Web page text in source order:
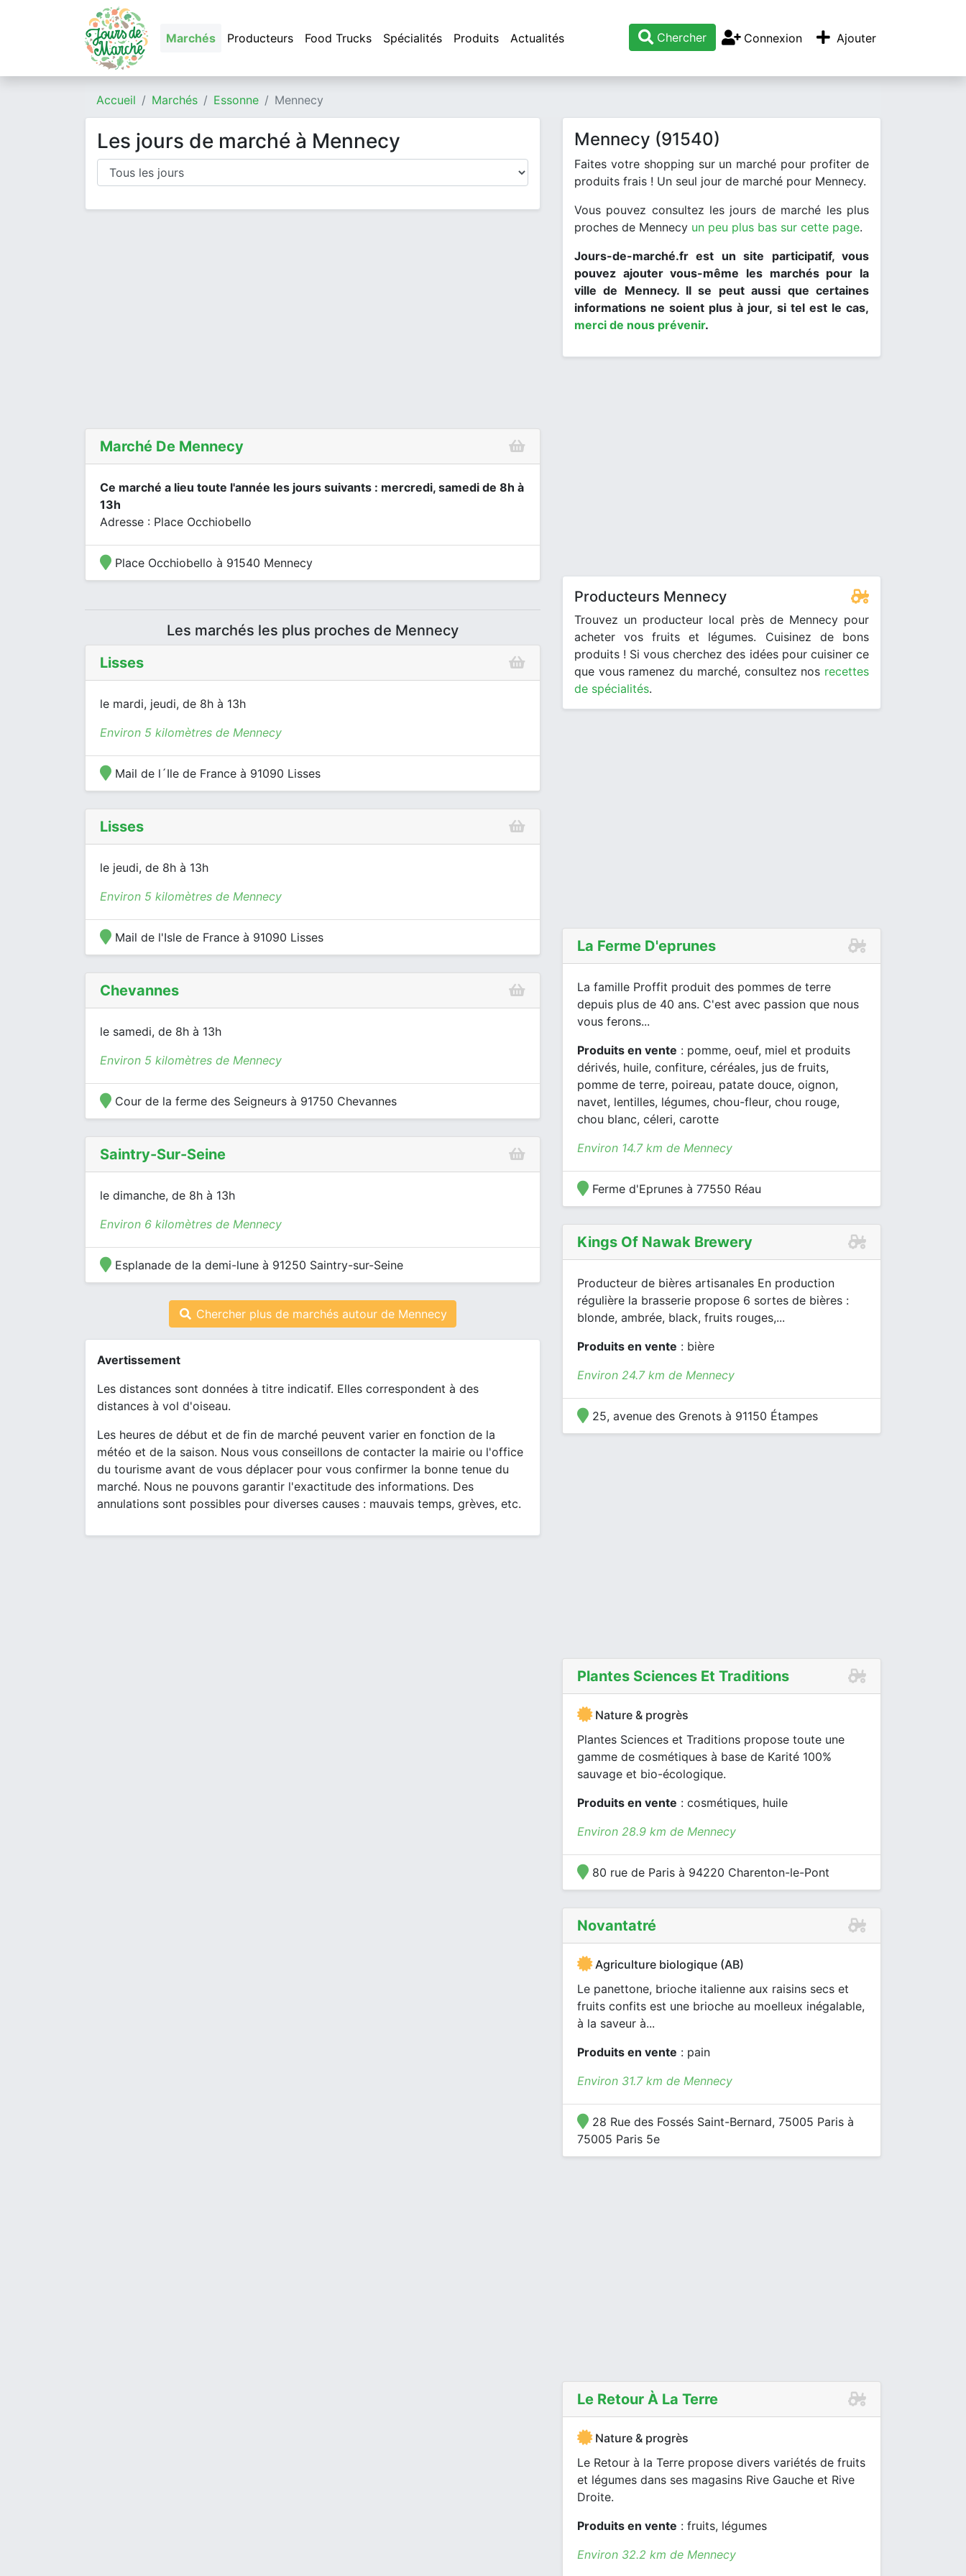
Marchés Producteurs Food Trucks Spécialités Produits Actualités Chercher Connexion Ajouter
Accueil Marchés Essonne Mennecy
Les jours de marché à Mennecy
Marché De Mennecy
Ce marché a lieu toute l'année les jours suivants : mercredi, samedi de 8h à
13h
Adresse : Place Occhiobello
Place Occhiobello à 91540 Mennecy
Les marchés les plus proches de Mennecy
Lisses
le mardi, jeudi, de 8h à 13h
Environ 5 kilomètres de Mennecy
Mail de l´Ile de France à 91090 Lisses
Lisses
le jeudi, de 8h à 13h
Environ 5 kilomètres de Mennecy
Mail de l'Isle de France à 91090 Lisses
Chevannes
le samedi, de 8h à 13h
Environ 5 kilomètres de Mennecy
Cour de la ferme des Seigneurs à 91750 Chevannes
Saintry-Sur-Seine
le dimanche, de 8h à 13h
Environ 6 kilomètres de Mennecy
Esplanade de la demi-lune à 91250 Saintry-sur-Seine
Chercher plus de marchés autour de Mennecy
Avertissement
Les distances sont données à titre indicatif. Elles correspondent à des
distances à vol d'oiseau.
Les heures de début et de fin de marché peuvent varier en fonction de la
météo et de la saison. Nous vous conseillons de contacter la mairie ou l'office
du tourisme avant de vous déplacer pour vous confirmer la bonne tenue du
marché. Nous ne pouvons garantir l'exactitude des informations. Des
annulations sont possibles pour diverses causes : mauvais temps, grèves, etc.
Mennecy (91540)
Faites votre shopping sur un marché pour profiter de
produits frais ! Un seul jour de marché pour Mennecy.
Vous pouvez consultez les jours de marché les plus
proches de Mennecy un peu plus bas sur cette page.
Jours-de-marché.fr est un site participatif, vous
pouvez ajouter vous-même les marchés pour la
ville de Mennecy. Il se peut aussi que certaines
informations ne soient plus à jour, si tel est le cas,
merci de nous prévenir.
Producteurs Mennecy
Trouvez un producteur local près de Mennecy pour
acheter vos fruits et légumes. Cuisinez de bons
produits ! Si vous cherchez des idées pour cuisiner ce
que vous ramenez du marché, consultez nos recettes
de spécialités.
La Ferme D'eprunes
La famille Proffit produit des pommes de terre
depuis plus de 40 ans. C'est avec passion que nous
vous ferons...
Produits en vente : pomme, oeuf, miel et produits
dérivés, huile, confiture, céréales, jus de fruits,
pomme de terre, poireau, patate douce, oignon,
navet, lentilles, légumes, chou-fleur, chou rouge,
chou blanc, céleri, carotte
Environ 14.7 km de Mennecy
Ferme d'Eprunes à 77550 Réau
Kings Of Nawak Brewery
Producteur de bières artisanales En production
régulière la brasserie propose 6 sortes de bières :
blonde, ambrée, black, fruits rouges,...
Produits en vente : bière
Environ 24.7 km de Mennecy
25, avenue des Grenots à 91150 Étampes
Plantes Sciences Et Traditions
Nature & progrès
Plantes Sciences et Traditions propose toute une
gamme de cosmétiques à base de Karité 100%
sauvage et bio-écologique.
Produits en vente : cosmétiques, huile
Environ 28.9 km de Mennecy
80 rue de Paris à 94220 Charenton-le-Pont
Novantatré
Agriculture biologique (AB)
Le panettone, brioche italienne aux raisins secs et
fruits confits est une brioche au moelleux inégalable,
à la saveur à...
Produits en vente : pain
Environ 31.7 km de Mennecy
28 Rue des Fossés Saint-Bernard, 75005 Paris à
75005 Paris 5e
Le Retour À La Terre
Nature & progrès
Le Retour à la Terre propose divers variétés de fruits
et légumes dans ses magasins Rive Gauche et Rive
Droite.
Produits en vente : fruits, légumes
Environ 32.2 km de Mennecy